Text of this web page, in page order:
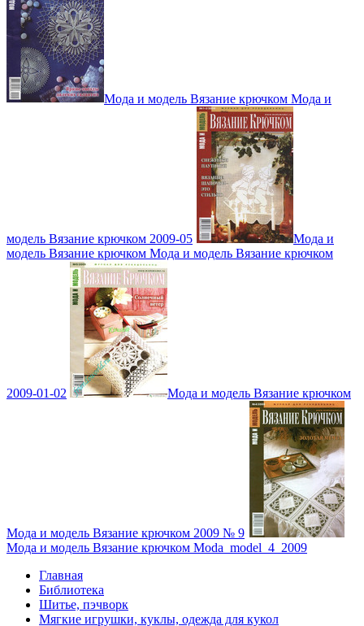
Мода и модель Вязание крючком Мода и
модель Вязание крючком 2009-05
Мода и
модель Вязание крючком Мода и модель Вязание крючком
2009-01-02 Мода и модель Вязание крючком
Мода и модель Вязание крючком 2009 № 9
Мода и модель Вязание крючком Moda_model_4_2009
Главная
Библиотека
Шитье, пэчворк
Мягкие игрушки, куклы, одежда для кукол